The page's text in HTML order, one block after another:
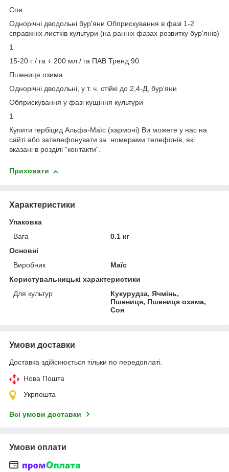
Соя
Однорічні дводольні бур'яни Обприскування в фазі 1-2
справжніх листків культури (на ранніх фазах розвитку бур'янів)
1
15-20 г / га + 200 мл / га ПАВ Тренд 90
Пшениця озима
Однорічні дводольні, у т. ч. стійкі до 2,4-Д, бур'яни
Обприскування у фазі кущіння культури
1
Купити гербіцид Альфа-Маїс (хармоні) Ви можете у нас на
сайті або зателефонувати за номерами телефонів, які
вказані в розділі "контакти".
Приховати
Характеристики
Упаковка
Вага
0.1 кг
Основні
Виробник
Маїс
Користувальницькі характеристики
Для культур
Кукурудза, Ячмінь,
Пшениця, Пшениця озима,
Соя
Умови доставки
Доставка здійснюється тільки по передоплаті.
Нова Пошта
Укрпошта
Всі умови доставки
Умови оплати